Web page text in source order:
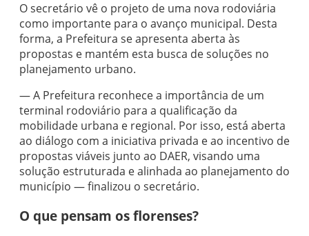
O secretário vê o projeto de uma nova rodoviária
como importante para o avanço municipal. Desta
forma, a Prefeitura se apresenta aberta às
propostas e mantém esta busca de soluções no
planejamento urbano.
— A Prefeitura reconhece a importância de um
terminal rodoviário para a qualificação da
mobilidade urbana e regional. Por isso, está aberta
ao diálogo com a iniciativa privada e ao incentivo de
propostas viáveis junto ao DAER, visando uma
solução estruturada e alinhada ao planejamento do
município — finalizou o secretário.
O que pensam os florenses?